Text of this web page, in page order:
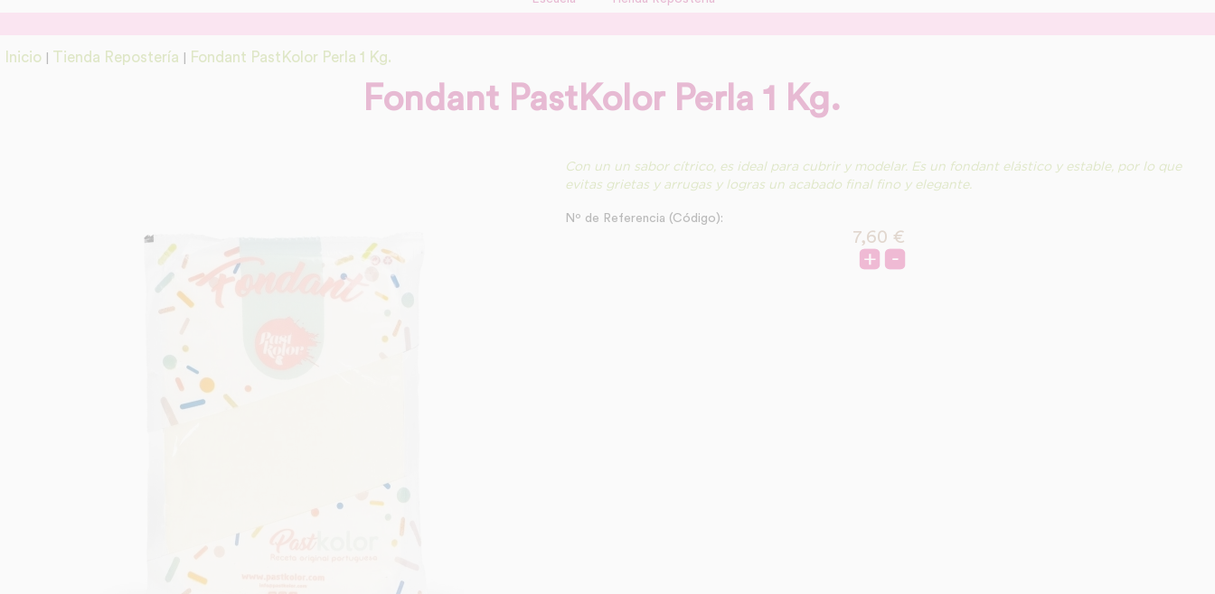
Inicio Tienda Repostería Fondant PastKolor Perla 1 Kg.
Fondant PastKolor Perla 1 Kg.
Con un un sabor cítrico, es ideal para cubrir y modelar. Es un fondant elástico y estable, por lo que
evitas grietas y arrugas y logras un acabado final fino y elegante.
Nº de Referencia (Código):
7,60 €